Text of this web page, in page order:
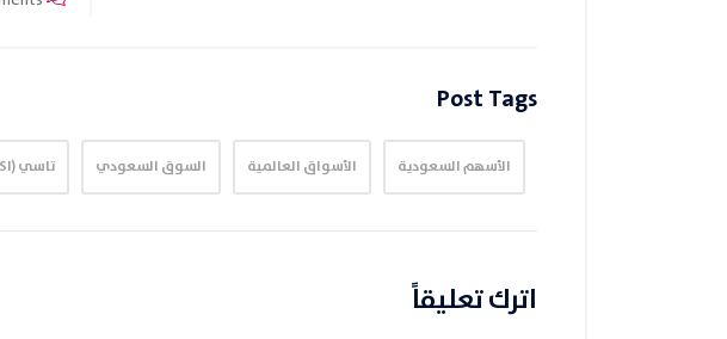
Post Tags
الأسهم السعودية الأسواق العالمية السوق السعودي تاسي (TASI) المؤشر العام السعودي
اترك تعليقاً